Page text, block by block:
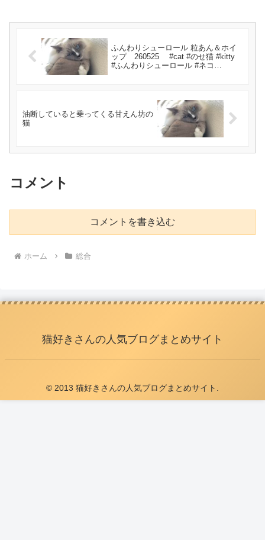
ふんわりシューロール 粒あん＆ホイ
ップ 260525 #cat #のせ猫 #kitty
#ふんわりシューロール #ネコ
油断していると乗ってくる甘えん坊の
猫
コメント
コメントを書き込む
ホーム 総合
猫好きさんの人気ブログまとめサイト
© 2013 猫好きさんの人気ブログまとめサイト.